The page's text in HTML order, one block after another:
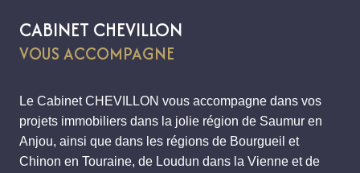
CABINET CHEVILLON
VOUS ACCOMPAGNE
Le Cabinet CHEVILLON vous accompagne dans vos
projets immobiliers dans la jolie région de Saumur en
Anjou, ainsi que dans les régions de Bourgueil et
Chinon en Touraine, de Loudun dans la Vienne et de